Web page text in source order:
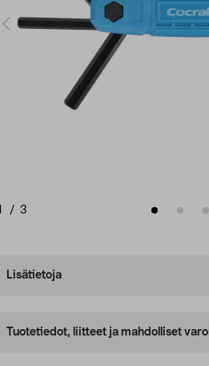
/ 3
Lisätietoja
Tuotetiedot, liitteet ja mahdolliset